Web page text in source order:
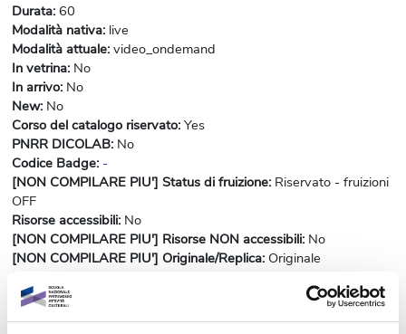
Durata: 60
Modalità nativa: live
Modalità attuale: video_ondemand
In vetrina: No
In arrivo: No
New: No
Corso del catalogo riservato: Yes
PNRR DICOLAB: No
Codice Badge: -
[NON COMPILARE PIU'] Status di fruizione: Riservato - fruizioni
OFF
Risorse accessibili: No
[NON COMPILARE PIU'] Risorse NON accessibili: No
[NON COMPILARE PIU'] Originale/Replica: Originale
Flag notifica custom
Notifiche abilitate